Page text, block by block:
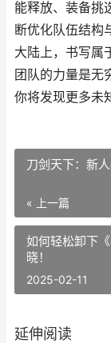
能释放、装备挑
断优化队伍结构
大陆上，书写属
团队的力量是无
你将发现更多未
刀剑天下：新
« 上一篇
如何轻松卸下
晓！
2025-02-11
延伸阅读